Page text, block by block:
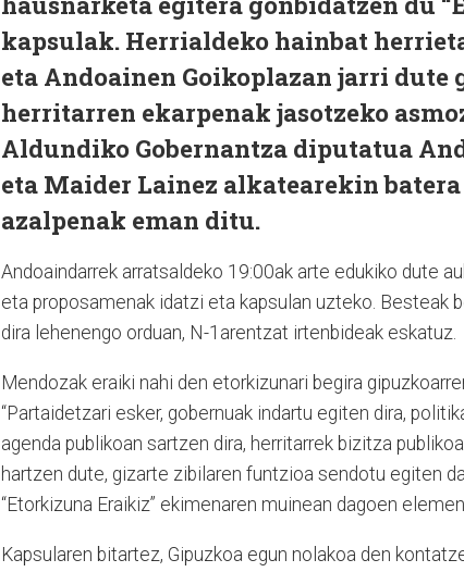
kapsulak. Herrialdeko hainbat
eta Andoainen Goikoplazan jarri
herritarren ekarpenak jasotzeko
Aldundiko Gobernantza diputatua
eta Maider Lainez alkatearekin
azalpenak eman ditu.
Andoaindarrek arratsaldeko 19:00ak arte edukiko dute
eta proposamenak idatzi eta kapsulan uzteko. Besteak
dira lehenengo orduan, N-1arentzat irtenbideak eskatuz.
Mendozak eraiki nahi den etorkizunari begira
“Partaidetzari esker, gobernuak indartu egiten dira,
agenda publikoan sartzen dira, herritarrek bizitza
hartzen dute, gizarte zibilaren funtzioa sendotu egiten
“Etorkizuna Eraikiz” ekimenaren muinean dagoen
Kapsularen bitartez, Gipuzkoa egun nolakoa den